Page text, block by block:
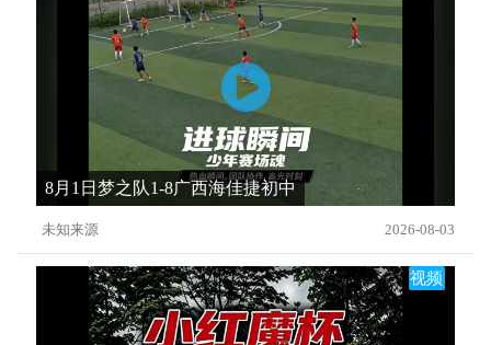
8月1日梦之队1-8广西海佳捷初中
未知来源 2026-08-03
视频